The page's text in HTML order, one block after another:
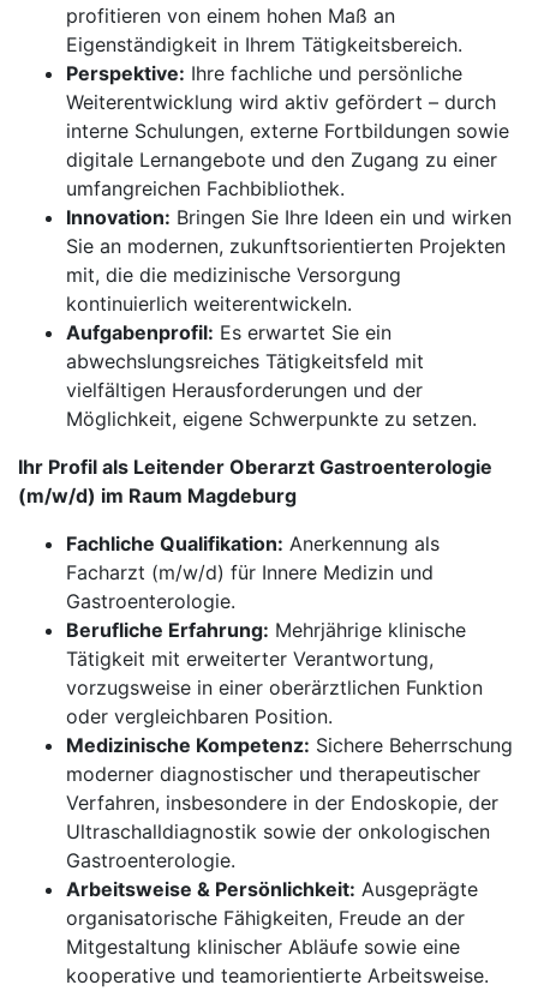
profitieren von einem hohen Maß an
Eigenständigkeit in Ihrem Tätigkeitsbereich.
Perspektive: Ihre fachliche und persönliche
Weiterentwicklung wird aktiv gefördert – durch
interne Schulungen, externe Fortbildungen sowie
digitale Lernangebote und den Zugang zu einer
umfangreichen Fachbibliothek.
Innovation: Bringen Sie Ihre Ideen ein und wirken
Sie an modernen, zukunftsorientierten Projekten
mit, die die medizinische Versorgung
kontinuierlich weiterentwickeln.
Aufgabenprofil: Es erwartet Sie ein
abwechslungsreiches Tätigkeitsfeld mit
vielfältigen Herausforderungen und der
Möglichkeit, eigene Schwerpunkte zu setzen.
Ihr Profil als Leitender Oberarzt Gastroenterologie
(m/w/d) im Raum Magdeburg
Fachliche Qualifikation: Anerkennung als
Facharzt (m/w/d) für Innere Medizin und
Gastroenterologie.
​​​​​​​Berufliche Erfahrung: Mehrjährige klinische
Tätigkeit mit erweiterter Verantwortung,
vorzugsweise in einer oberärztlichen Funktion
oder vergleichbaren Position.
Medizinische Kompetenz: Sichere Beherrschung
moderner diagnostischer und therapeutischer
Verfahren, insbesondere in der Endoskopie, der
Ultraschalldiagnostik sowie der onkologischen
Gastroenterologie.
Arbeitsweise & Persönlichkeit: Ausgeprägte
organisatorische Fähigkeiten, Freude an der
Mitgestaltung klinischer Abläufe sowie eine
kooperative und teamorientierte Arbeitsweise.